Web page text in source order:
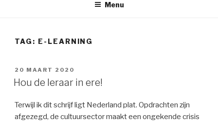
Menu
TAG: E-LEARNING
GEPLAATST
OP
20 MAART 2020
Hou de leraar in ere!
Terwijl ik dit schrijf ligt Nederland plat. Opdrachten zijn
afgezegd, de cultuursector maakt een ongekende crisis